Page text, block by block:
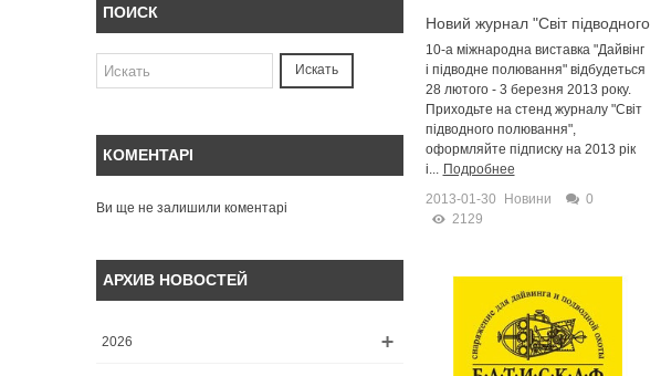
ПОИСК
Искать
КОМЕНТАРІ
Ви ще не залишили коментарі
АРХИВ НОВОСТЕЙ
2026
Новий журнал "Світ підводного
полювання №5 2012г".
10-а міжнародна виставка "Дайвінг
і підводне полювання" відбудеться
28 лютого - 3 березня 2013 року.
Приходьте на стенд журналу "Світ
підводного полювання",
оформляйте підписку на 2013 рік
і...
Подробнее
2013-01-30
Новини
0
2129